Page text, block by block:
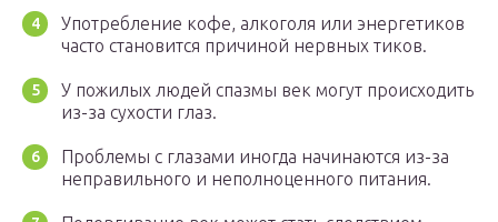
Употребление кофе, алкоголя или энергетиков
часто становится причиной нервных тиков.
У пожилых людей спазмы век могут происходить
из-за сухости глаз.
Проблемы с глазами иногда начинаются из-за
неправильного и неполноценного питания.